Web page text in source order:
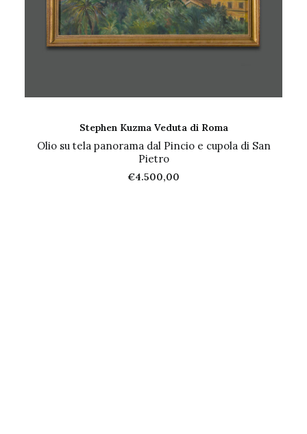
AGGIUNGI AL CARRELLO
Stephen Kuzma Veduta di Roma
Olio su tela panorama dal Pincio e cupola di San
Pietro
€4.500,00